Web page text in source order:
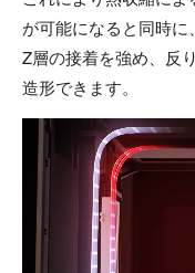
が可能になると同時
Z層の接着を強め、反
造形できます。